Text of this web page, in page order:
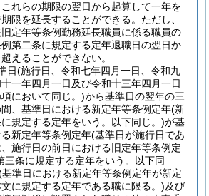
れらの期限の翌日から起算して一年を
限を延長することができる。 ただし、
定年等条例勤務延長職員に係る職員の
第二条に規定する定年退職日の翌日か
えることができない。
日(施行日、令和七年四月一日、令和九
一年四月一日及び令和十三年四月一日
において同じ。)から基準日の翌年の三
、基準日における新定年等条例定年(新
規定する定年をいう。以下同じ。)が基
新定年等条例定年(基準日が施行日であ
施行日の前日における旧定年等条例定
三条に規定する定年をいう。以下同
基準日における新定年等条例定年が新定
に規定する定年である職に限る。)及び